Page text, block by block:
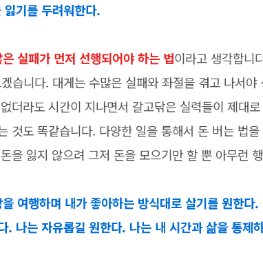
기를 두려워한다.
실패가 먼저 선행되어야 하는 법이라고 생각합니
습니다. 대게는 수많은 실패와 좌절을 겪고 나서
더라도 시간이 지나면서 갈고닦은 실력들이 제대
것도 똑같습니다. 다양한 일을 통해서 돈 버는 법
을 잃지 않으려 그저 돈을 모으기만 할 뿐 아무런
여행하며 내가 좋아하는 방식대로 살기를 원한다
. 나는 자유롭길 원한다. 나는 내 시간과 삶을 통제